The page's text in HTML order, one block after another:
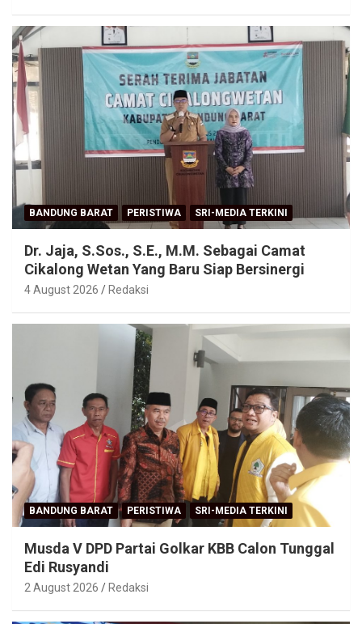
BANDUNG BARAT PERISTIWA SRI-MEDIA TERKINI
Dr. Jaja, S.Sos., S.E., M.M. Sebagai Camat
Cikalong Wetan Yang Baru Siap Bersinergi
4 August 2026 Redaksi
BANDUNG BARAT PERISTIWA SRI-MEDIA TERKINI
Musda V DPD Partai Golkar KBB Calon Tunggal
Edi Rusyandi
2 August 2026 Redaksi